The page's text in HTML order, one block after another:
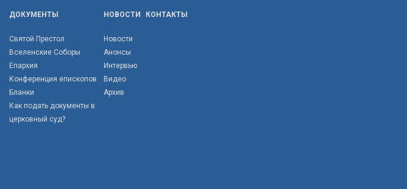
ДОКУМЕНТЫ
Святой Престол
Вселенские Соборы
Епархия
Конференция епископов
Бланки
Как подать документы в
церковный суд?
НОВОСТИ
Новости
Анонсы
Интервью
Видео
Архив
КОНТАКТЫ